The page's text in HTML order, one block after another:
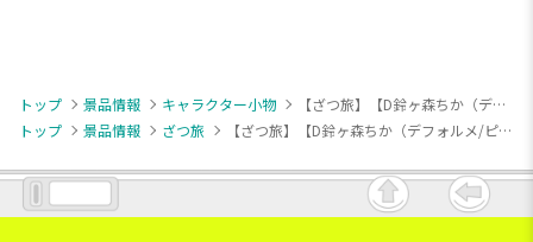
トップ 景品情報 キャラクター小物
【ざつ旅】【D鈴ヶ森ちか（デフォルメ/ピンク）①】TVアニメ「ざつ旅-That’s Journey-」 フォト風アクリルキーチェーン（EX）
トップ
景品情報 ざつ旅 【ざつ旅】【D鈴ヶ森ちか（デフォルメ/ピンク）①】TVアニメ「ざつ旅-That’s Journey-」 フォト風アクリルキーチェーン（EX）